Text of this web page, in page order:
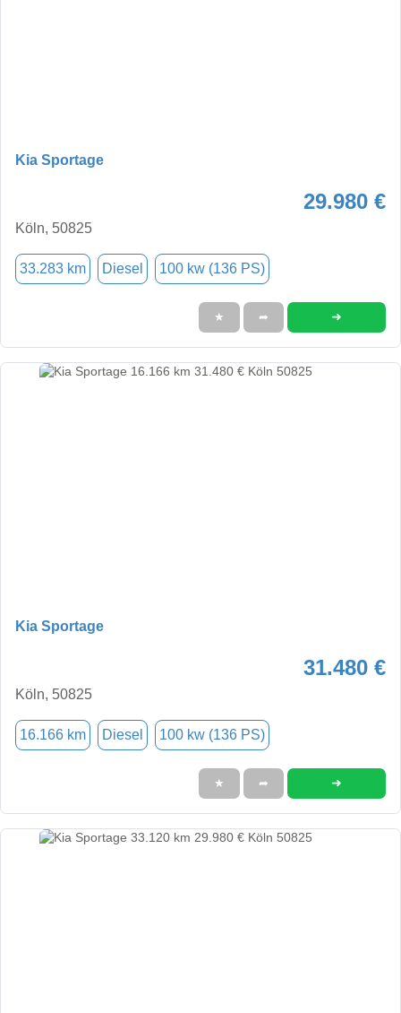
Kia Sportage
29.980 €
Köln, 50825
33.283 km Diesel 100 kw (136 PS)
★ ➦ ➜
Kia Sportage
31.480 €
Köln, 50825
16.166 km Diesel 100 kw (136 PS)
★ ➦ ➜